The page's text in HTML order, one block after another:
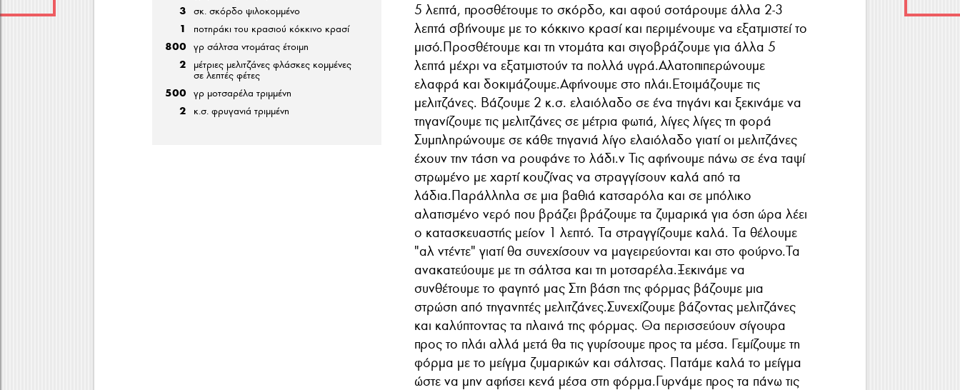
3 σκ. σκόρδο ψιλοκομμένο
1 ποτηράκι του κρασιού κόκκινο κρασί
800 γρ σάλτσα ντομάτας έτοιμη
2
μέτριες μελιτζάνες φλάσκες κομμένες
σε λεπτές φέτες
500 γρ μοτσαρέλα τριμμένη
2 κ.σ. φρυγανιά τριμμένη
5 λεπτά, προσθέτουμε το σκόρδο, και αφού σοτάρουμε άλλα 2-3
λεπτά σβήνουμε με το κόκκινο κρασί και περιμένουμε να εξατμιστεί το
μισό.Προσθέτουμε και τη ντομάτα και σιγοβράζουμε για άλλα 5
λεπτά μέχρι να εξατμιστούν τα πολλά υγρά.Αλατοπιπερώνουμε
ελαφρά και δοκιμάζουμε.Αφήνουμε στο πλάι.Ετοιμάζουμε τις
μελιτζάνες. Βάζουμε 2 κ.σ. ελαιόλαδο σε ένα τηγάνι και ξεκινάμε να
τηγανίζουμε τις μελιτζάνες σε μέτρια φωτιά, λίγες λίγες τη φορά
Συμπληρώνουμε σε κάθε τηγανιά λίγο ελαιόλαδο γιατί οι μελιτζάνες
έχουν την τάση να ρουφάνε το λάδι.ν Τις αφήνουμε πάνω σε ένα ταψί
στρωμένο με χαρτί κουζίνας να στραγγίσουν καλά από τα
λάδια.Παράλληλα σε μια βαθιά κατσαρόλα και σε μπόλικο
αλατισμένο νερό που βράζει βράζουμε τα ζυμαρικά για όση ώρα λέει
ο κατασκευαστής μείον 1 λεπτό. Τα στραγγίζουμε καλά. Τα θέλουμε
"αλ ντέντε" γιατί θα συνεχίσουν να μαγειρεύονται και στο φούρνο.Τα
ανακατεύουμε με τη σάλτσα και τη μοτσαρέλα.Ξεκινάμε να
συνθέτουμε το φαγητό μας Στη βάση της φόρμας βάζουμε μια
στρώση από τηγανητές μελιτζάνες.Συνεχίζουμε βάζοντας μελιτζάνες
και καλύπτοντας τα πλαινά της φόρμας. Θα περισσεύουν σίγουρα
προς το πλάι αλλά μετά θα τις γυρίσουμε προς τα μέσα. Γεμίζουμε τη
φόρμα με το μείγμα ζυμαρικών και σάλτσας. Πατάμε καλά το μείγμα
ώστε να μην αφήσει κενά μέσα στη φόρμα.Γυρνάμε προς τα πάνω τις